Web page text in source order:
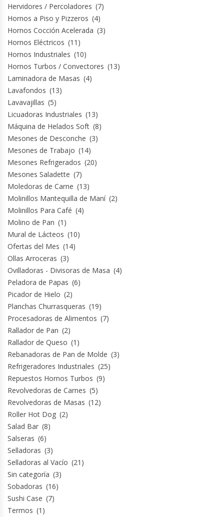
Selladoras Al Vacío
Shawarmas
Sin Categoría
Sobadoras
Sushi Case
Termos
Tostadoras De Pan
Vitrinas Carniceras
Vitrinas Pasteleras
Vitrinas Refrigeradas
Hervidores / Percoladores (7)
Hornos a Piso y Pizzeros (4)
Hornos Cocción Acelerada (3)
Hornos Eléctricos (11)
Hornos Industriales (10)
Hornos Turbos / Convectores (13)
Laminadora de Masas (4)
Lavafondos (13)
Lavavajillas (5)
Licuadoras Industriales (13)
Máquina de Helados Soft (8)
Mesones de Desconche (3)
Mesones de Trabajo (14)
Mesones Refrigerados (20)
Mesones Saladette (7)
Moledoras de Carne (13)
Molinillos Mantequilla de Maní (2)
Molinillos Para Café (4)
Molino de Pan (1)
Mural de Lácteos (10)
Ofertas del Mes (14)
Ollas Arroceras (3)
Ovilladoras - Divisoras de Masa (4)
Peladora de Papas (6)
Picador de Hielo (2)
Planchas Churrasqueras (19)
Procesadoras de Alimentos (7)
Rallador de Pan (2)
Rallador de Queso (1)
Rebanadoras de Pan de Molde (3)
Refrigeradores Industriales (25)
Repuestos Hornos Turbos (9)
Revolvedoras de Carnes (5)
Revolvedoras de Masas (12)
Roller Hot Dog (2)
Salad Bar (8)
Salseras (6)
Selladoras (3)
Selladoras al Vacío (21)
Sin categoría (3)
Sobadoras (16)
Sushi Case (7)
Termos (1)